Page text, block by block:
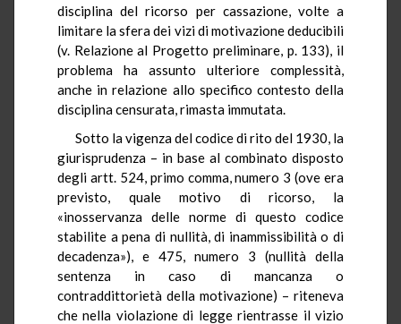
disciplina del ricorso per cassazione, volte a
limitare la sfera dei vizi di motivazione deducibili
(v. Relazione al Progetto preliminare, p. 133), il
problema ha assunto ulteriore complessità,
anche in relazione allo specifico contesto della
disciplina censurata, rimasta immutata.
Sotto la vigenza del codice di rito del 1930, la
giurisprudenza – in base al combinato disposto
degli artt. 524, primo comma, numero 3 (ove era
previsto, quale motivo di ricorso, la
«inosservanza delle norme di questo codice
stabilite a pena di nullità, di inammissibilità o di
decadenza»), e 475, numero 3 (nullità della
sentenza in caso di mancanza o
contraddittorietà della motivazione) – riteneva
che nella violazione di legge rientrasse il vizio